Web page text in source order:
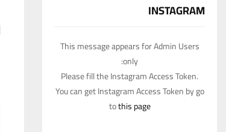
INSTAGRAM
This message appears for Admin Users
only:
Please fill the Instagram Access Token.
You can get Instagram Access Token by go
tothis page